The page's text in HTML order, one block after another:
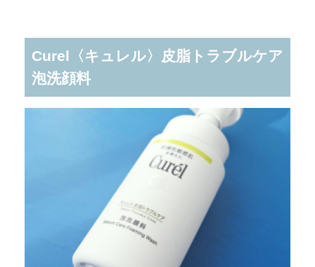
Curel〈キュレル〉皮脂トラブルケア
泡洗顔料